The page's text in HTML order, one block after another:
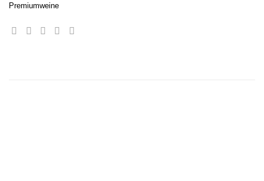
Premiumweine